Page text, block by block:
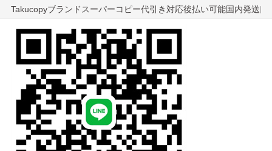
Takucopyブランドスーパーコピー代引き対応後払い可能国内発送